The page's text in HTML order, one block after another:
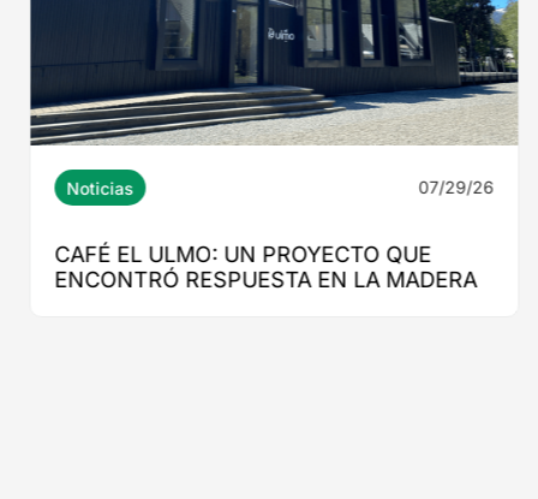
Noticias 07/29/26
CAFÉ EL ULMO: UN PROYECTO QUE
ENCONTRÓ RESPUESTA EN LA MADERA